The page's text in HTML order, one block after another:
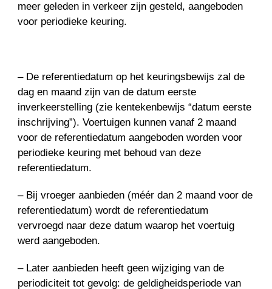
meer geleden in verkeer zijn gesteld, aangeboden
voor periodieke keuring.
– De referentiedatum op het keuringsbewijs zal de
dag en maand zijn van de datum eerste
inverkeerstelling (zie kentekenbewijs “datum eerste
inschrijving”). Voertuigen kunnen vanaf 2 maand
voor de referentiedatum aangeboden worden voor
periodieke keuring met behoud van deze
referentiedatum.
– Bij vroeger aanbieden (méér dan 2 maand voor de
referentiedatum) wordt de referentiedatum
vervroegd naar deze datum waarop het voertuig
werd aangeboden.
– Later aanbieden heeft geen wijziging van de
periodiciteit tot gevolg: de geldigheidsperiode van